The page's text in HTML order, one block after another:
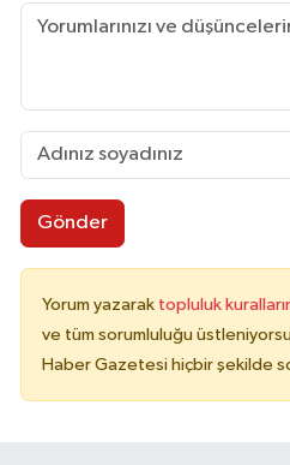
Gönder
Yorum yazarak topluluk
ve tüm sorumluluğu
Haber Gazetesi hiçbir şekilde